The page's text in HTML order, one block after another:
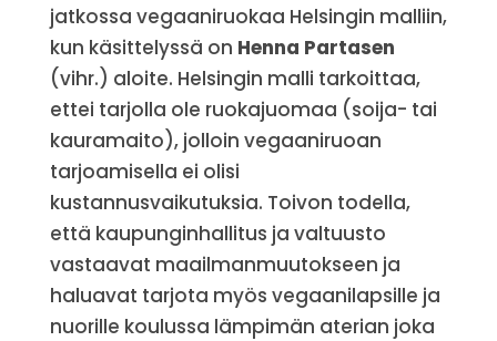
jatkossa vegaaniruokaa Helsingin malliin,
kun käsittelyssä on Henna Partasen
(vihr.) aloite. Helsingin malli tarkoittaa,
ettei tarjolla ole ruokajuomaa (soija- tai
kauramaito), jolloin vegaaniruoan
tarjoamisella ei olisi
kustannusvaikutuksia. Toivon todella,
että kaupunginhallitus ja valtuusto
vastaavat maailmanmuutokseen ja
haluavat tarjota myös vegaanilapsille ja
nuorille koulussa lämpimän aterian joka